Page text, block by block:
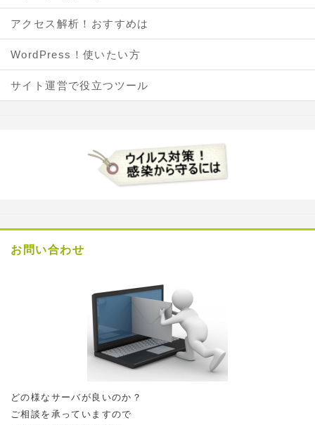
アクセス解析！おすすめは
WordPress！使いたい方
サイト運営で役立つツール
お問い合わせ
どの様なサーバが良いのか？
ご相談を承っていますので